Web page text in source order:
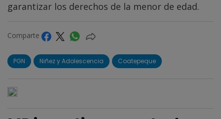
garantizar los derechos de la menor de edad.
Comparte
PGN Niñez y Adolescencia Coatepeque